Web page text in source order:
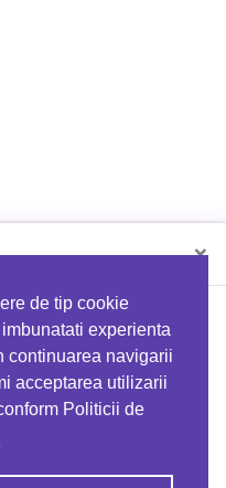
de tip cookie
experienta
continuarea navigarii
acceptarea utilizarii
Politicii de
×
folosind codul